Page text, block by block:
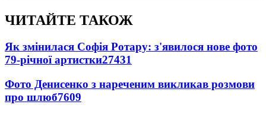
ЧИТАЙТЕ ТАКОЖ
Як змінилася Софія Ротару: з'явилося нове фото
79-річної артистки27431
Фото Денисенко з нареченим викликав розмови
про шлюб7609